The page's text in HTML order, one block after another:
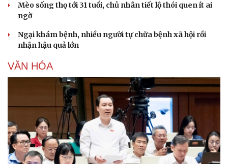
Dinh dưỡng - món ngon
Cây thuốc
Sản phụ khoa
Nhi khoa
Nam khoa
Làm đẹp - giảm cân
Đời sống
Nhà đẹp
Blog
Tình yêu - Gia đình
Mèo sống thọ tới 31 tuổi, chủ nhân tiết lộ thói quen ít ai
ngờ
Ngại khám bệnh, nhiều người tự chữa bệnh xã hội rồi
nhận hậu quả lớn
VĂN HÓA